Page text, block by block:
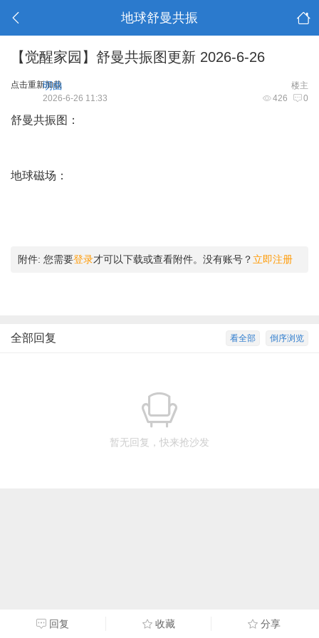
地球舒曼共振
【觉醒家园】舒曼共振图更新 2026-6-26
点击重新加载 楼主
明曲
426 0
2026-6-26 11:33
舒曼共振图：
地球磁场：
附件: 您需要登录才可以下载或查看附件。没有账号？ 立即注册
倒序浏览
看全部
全部回复
暂无回复，快来抢沙发
回复 收藏 分享